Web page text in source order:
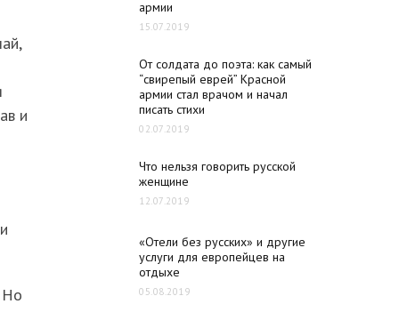
и
Но
армии
15.07.2019
От солдата до поэта: как самый
“свирепый еврей” Красной
армии стал врачом и начал
писать стихи
02.07.2019
Что нельзя говорить русской
женщине
12.07.2019
«Отели без русских» и другие
услуги для европейцев на
отдыхе
05.08.2019